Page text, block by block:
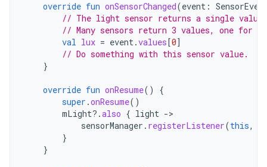
override fun onSensorChanged(event :
// The light sensor returns a single value.
// Many sensors return 3 values, one for
val lux = event.values[0]
// Do something with this sensor value.
}
override fun onResume()
{
super .onResume()
mLight?.also { light -
sensorManager . registerListener(this,
}
}